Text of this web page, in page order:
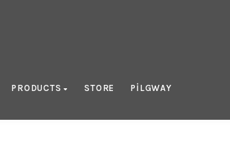
PRODUCTS STORE PILGWAY